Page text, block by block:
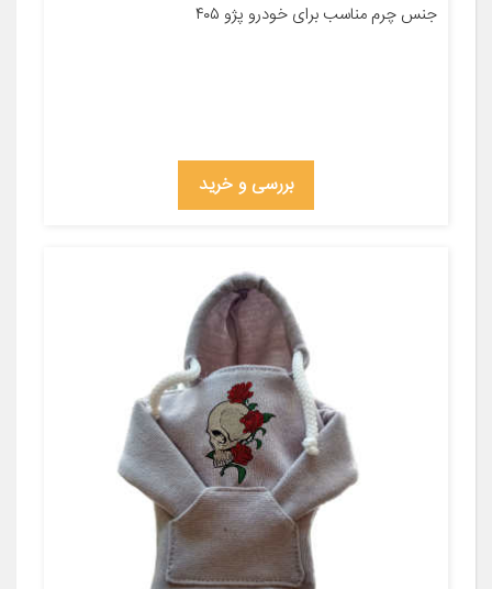
جنس چرم مناسب برای خودرو پژو ۴۰۵
بررسی و خرید